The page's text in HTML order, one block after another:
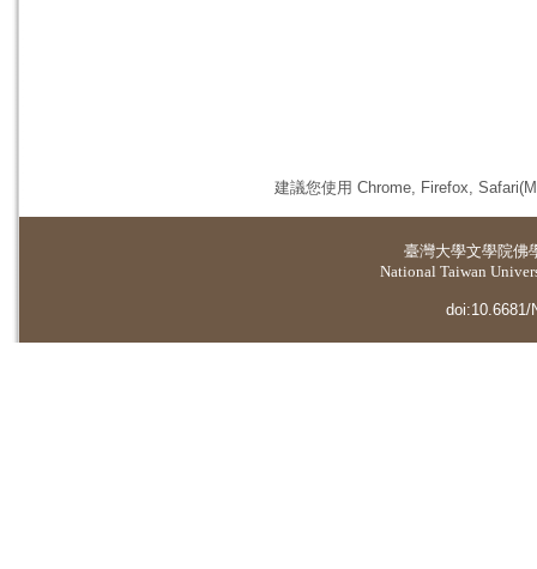
建議您使用 Chrome, Firefox,
臺灣大學文學院佛
National Taiwan
doi:10.6681/